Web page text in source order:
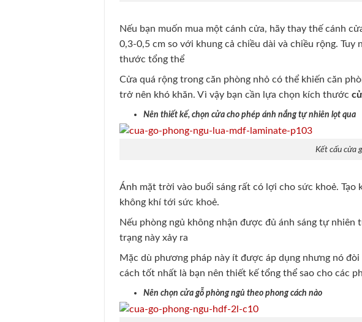
Nếu bạn muốn mua một cánh cửa, hãy thay thế cánh
0,3-0,5 cm so với khung cả chiều dài và chiều rộng.
thước tổng thể
Cửa quá rộng trong căn phòng nhỏ có thể khiến căn
trở nên khó khăn. Vì vậy bạn cần lựa chọn kích thước
Nên thiết kế, chọn cửa cho phép ánh nắng tự nhiên lọt qua
Kết cấu cửa
Ánh mặt trời vào buổi sáng rất có lợi cho sức khoẻ. Tạo
không khí tới sức khoẻ.
Nếu phòng ngủ không nhận được đủ ánh sáng tự
trạng này xảy ra
Mặc dù phương pháp này ít được áp dụng nhưng nó
cách tốt nhất là bạn nên thiết kế tổng thể sao cho các
Nên chọn cửa gỗ phòng ngủ theo phong cách nào